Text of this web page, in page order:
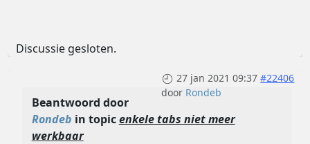
Discussie gesloten.
27 jan 2021 09:37 #22406
door Rondeb
Beantwoord door
Rondeb in topicenkele tabs niet meer
werkbaar